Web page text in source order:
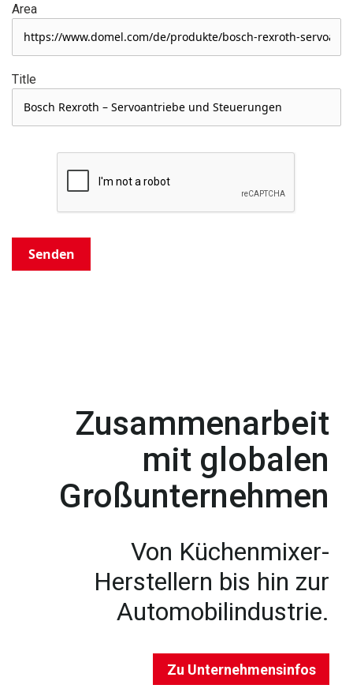
Area
Title
Senden
Zusammenarbeit
mit globalen
Großunternehmen
Von Küchenmixer-
Herstellern bis hin zur
Automobilindustrie.
Zu Unternehmensinfos